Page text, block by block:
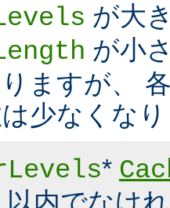
が大
が小
ますが、
少なくな
*
以内でなけ